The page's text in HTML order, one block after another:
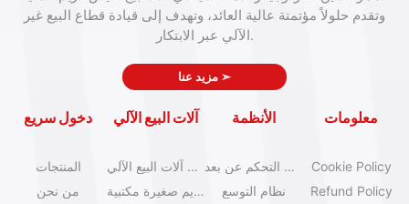
وتقدم حلولاً مؤتمتة عالية العائد، وتهدف إلى قيادة قطاع البيع غير
الآلي عبر الابتكار.
➣
دخول سريع
المنتجات
من نحن
آلات البيع الآلي
كتالوج آلات البيع الآلي
آلات آيس كريم صغيرة مكتبية
الأنظمة
نظام التحكم عن بعد
نظام التوسع
معلومات
Cookie Policy
Refund Policy